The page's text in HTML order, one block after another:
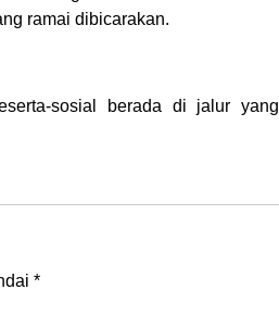
ramai dibicarakan.
sosial berada di jalur yang
*